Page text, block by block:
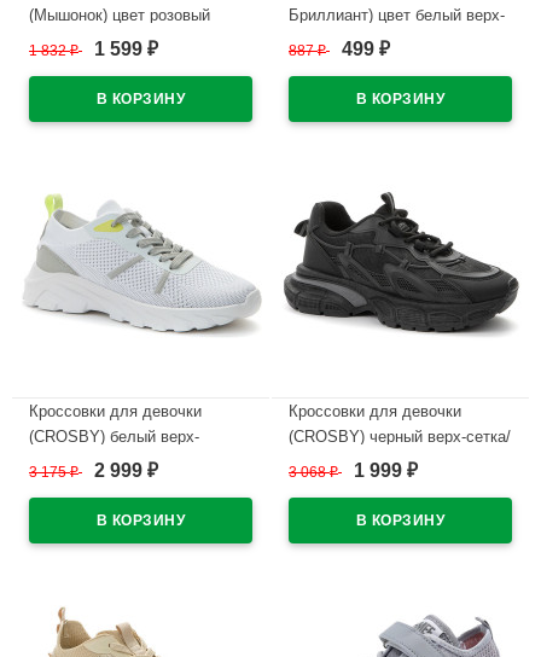
(Мышонок) цвет розовый
верх-текстиль подкладка-
1 832₽ 1 599 ₽
Бриллиант) цвет белый верх-
искуственная кожа
887₽ 499 ₽
Кроссовки для девочки
(CROSBY) белый верх-
текстиль/искусственная
текстиль артикул 447030/02-
01
3 175₽ 2 999 ₽
Кроссовки для девочки
(CROSBY) черный верх-сетка/
искусственная кожа+сетка
447272/05-04
3 068₽ 1 999 ₽